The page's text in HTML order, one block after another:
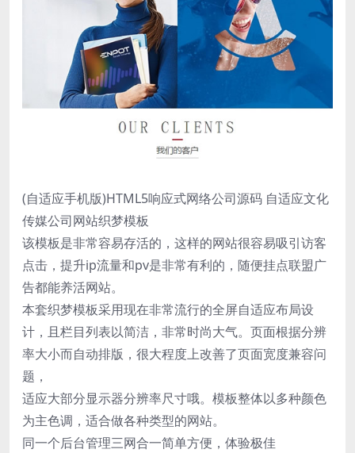
(自适应手机版)HTML5响应式网络公司源码 自适应文化
传媒公司网站织梦模板
该模板是非常容易存活的，这样的网站很容易吸引访客
点击，提升ip流量和pv是非常有利的，随便挂点联盟广
告都能养活网站。
本套织梦模板采用现在非常流行的全屏自适应布局设
计，且栏目列表以简洁，非常时尚大气。页面根据分辨
率大小而自动排版，很大程度上改善了页面宽度兼容问
题，
适应大部分显示器分辨率尺寸哦。模板整体以多种颜色
为主色调，适合做各种类型的网站。
同一个后台管理三网合一简单方便，体验极佳